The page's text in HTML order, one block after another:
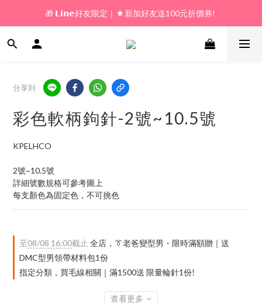
🎁 新好友購物金｜★加入新會員領券送100元!
🎁 𝗟𝗶𝗻𝗲好友限定｜★新加好友送100元折價券!
🎁 新好友購物金｜★加入新會員領券送100元!
分享到
彩色軟柄鉤針-2號~10.5號
KPELHCO
2號~10.5號
詳細號數規格可參考圖上
每支顏色為固定色，不可挑色
至08/08 16:00截止 全店，👔老爸變型男・限時滿額贈｜送
DMC型男領帶材料包1份
指定分類，買毛線相關｜滿1500送 限量輪針1份!
查看更多